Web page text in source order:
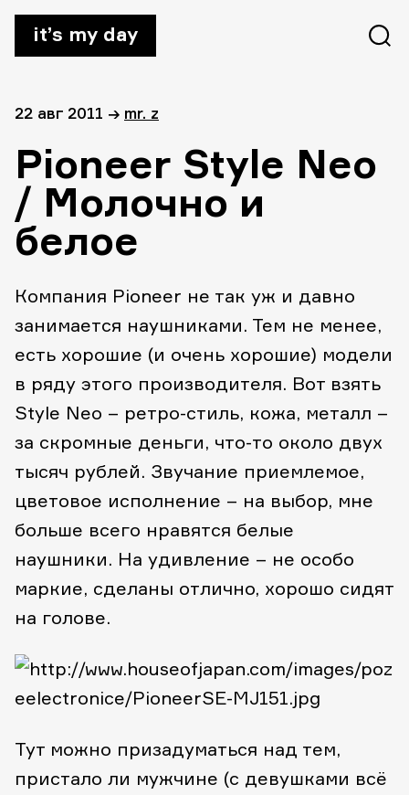
it’s my day
22 авг 2011 → mr. z
Pioneer Style Neo
/ Молочно и
белое
Компания Pioneer не так уж и давно
занимается наушниками. Тем не менее,
есть хорошие (и очень хорошие) модели
в ряду этого производителя. Вот взять
Style Neo – ретро-стиль, кожа, металл –
за скромные деньги, что-то около двух
тысяч рублей. Звучание приемлемое,
цветовое исполнение – на выбор, мне
больше всего нравятся белые
наушники. На удивление – не особо
маркие, сделаны отлично, хорошо сидят
на голове.
Тут можно призадуматься над тем,
пристало ли мужчине (с девушками всё